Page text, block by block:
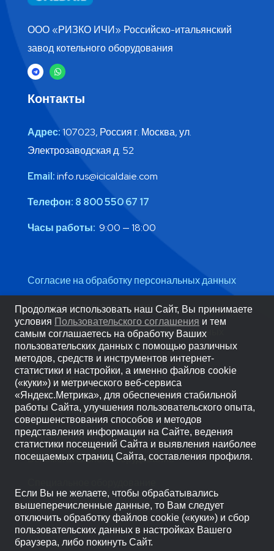
ООО «РИЗКО ИЧИ» Российско-итальянский
завод котельного оборудования
Контакты
Адрес:107023, Россия г. Москва, ул.
Электрозаводская д. 52
Email:info.rus@icicaldaie.com
Телефон: 8 800 550 67 17
Часы работы: 9:00 — 18:00
Согласие на обработку персональных данных
Пользовательское соглашение
Политика обработки персональных данных
Каталог
Водогрейные котлы
Паровые котлы
Вспомогательное оборудование
Горелки
Продолжая использовать наш Сайт, Вы принимаете
условия Пользовательского соглашения и тем
самым соглашаетесь на обработку Ваших
пользовательских данных с помощью различных
методов, средств и инструментов интернет-
статистики и настройки, а именно файлов cookie
(«куки») и метрического веб-сервиса
«Яндекс.Метрика», для обеспечения стабильной
работы Сайта, улучшения пользовательского опыта,
совершенствования способов и методов
представления информации на Сайте, ведения
статистики посещений Сайта и выявления наиболее
посещаемых страниц Сайта, составления профиля.
Если Вы не желаете, чтобы обрабатывались
вышеперечисленные данные, то Вам следует
отключить обработку файлов cookie («куки») и сбор
пользовательских данных в настройках Вашего
браузера, либо покинуть Сайт.